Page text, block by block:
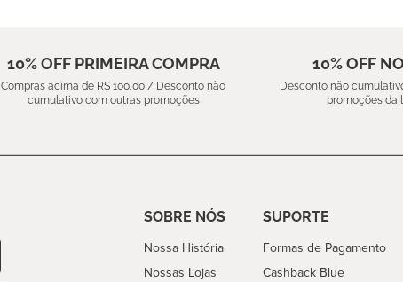
10% OFF PRIMEIRA COMPRA
Compras acima de R$ 100,00 / Desconto não
cumulativo com outras promoções
10% OFF
Desconto não
promoções da
SOBRE NÓS
Nossa História
Nossas Lojas
SUPORTE
Formas de Pagamento
Cashback Blue